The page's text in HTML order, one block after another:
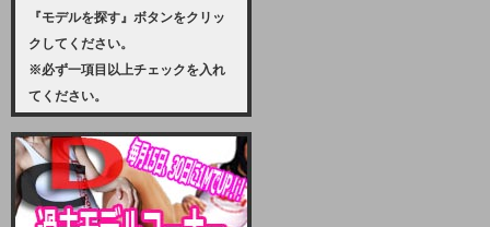
2023年 9月10日（日曜日）午前8：
サーバーメンテナンスを実施いたし
ます。その為、アクセスはできませ
ますが、ご理解の程を宜しくお願い
致します。
2022-09-01 (木)
『モデルを探す』ボタンをクリッ
クしてください。
※必ず一項目以上チェックを入れ
てください。